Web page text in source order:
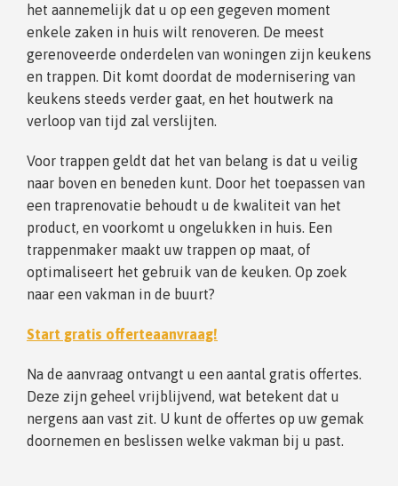
het aannemelijk dat u op een gegeven moment
enkele zaken in huis wilt renoveren. De meest
gerenoveerde onderdelen van woningen zijn keukens
en trappen. Dit komt doordat de modernisering van
keukens steeds verder gaat, en het houtwerk na
verloop van tijd zal verslijten.
Voor trappen geldt dat het van belang is dat u veilig
naar boven en beneden kunt. Door het toepassen van
een traprenovatie behoudt u de kwaliteit van het
product, en voorkomt u ongelukken in huis. Een
trappenmaker maakt uw trappen op maat, of
optimaliseert het gebruik van de keuken. Op zoek
naar een vakman in de buurt?
Start gratis offerteaanvraag!
Na de aanvraag ontvangt u een aantal gratis offertes.
Deze zijn geheel vrijblijvend, wat betekent dat u
nergens aan vast zit. U kunt de offertes op uw gemak
doornemen en beslissen welke vakman bij u past.